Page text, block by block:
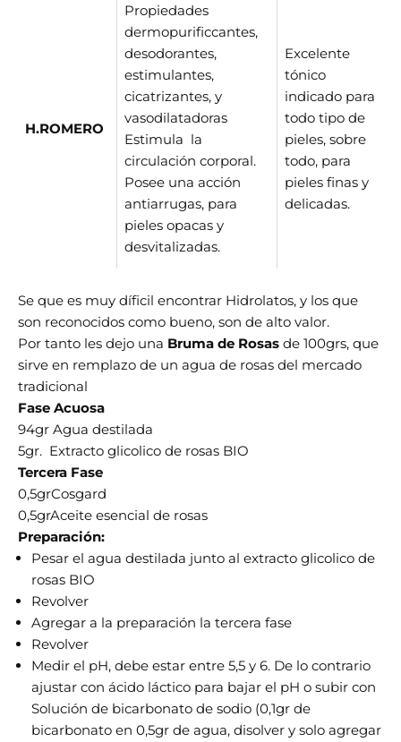
H.ROMERO
Propiedades
dermopurificcantes,
desodorantes,
estimulantes,
cicatrizantes, y
vasodilatadoras
Estimula la
circulación corporal.
Posee una acción
antiarrugas, para
pieles opacas y
desvitalizadas.
Excelente
tónico
indicado para
todo tipo de
pieles, sobre
todo, para
pieles finas y
delicadas.
Se que es muy díficil encontrar Hidrolatos, y los que
son reconocidos como bueno, son de alto valor.
Por tanto les dejo una Bruma de Rosas de 100grs, que
sirve en remplazo de un agua de rosas del mercado
tradicional
Fase Acuosa
94gr Agua destilada
5gr. Extracto glicolico de rosas BIO
Tercera Fase
0,5grCosgard
0,5grAceite esencial de rosas
Preparación:
Pesar el agua destilada junto al extracto glicolico de
rosas BIO
Revolver
Agregar a la preparación la tercera fase
Revolver
Medir el pH, debe estar entre 5,5 y 6. De lo contrario
ajustar con ácido láctico para bajar el pH o subir con
Solución de bicarbonato de sodio (0,1gr de
bicarbonato en 0,5gr de agua, disolver y solo agregar